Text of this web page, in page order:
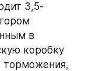
3,5-
в
коробку
торможения,